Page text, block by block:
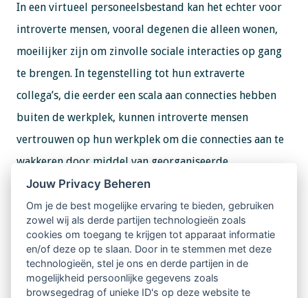
In een virtueel personeelsbestand kan het echter voor
introverte mensen, vooral degenen die alleen wonen,
moeilijker zijn om zinvolle sociale interacties op gang
te brengen. In tegenstelling tot hun extraverte
collega’s, die eerder een scala aan connecties hebben
buiten de werkplek, kunnen introverte mensen
vertrouwen op hun werkplek om die connecties aan te
wakkeren door middel van georganiseerde
evenementen.
Om introverte mensen te helpen zich aan te passen aan
de cultuur van werken op afstand, moedigt u sociale
bijeenkomsten aan waar werknemers zinvolle relaties
kunnen opbouwen en contact kunnen houden met hun
Jouw Privacy Beheren
Om je de best mogelijke ervaring te bieden, gebruiken
zowel wij als derde partijen technologieën zoals
cookies om toegang te krijgen tot apparaat informatie
en/of deze op te slaan. Door in te stemmen met deze
technologieën, stel je ons en derde partijen in de
mogelijkheid persoonlijke gegevens zoals
browsegedrag of unieke ID's op deze website te